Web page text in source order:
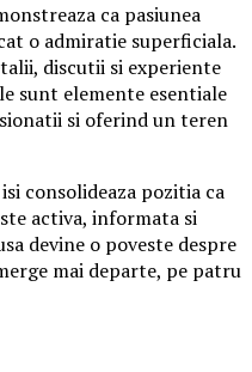
ca pasiunea
o admiratie superficiala.
discutii si experiente
sunt elemente esentiale
si oferind un teren
consolideaza pozitia ca
activa, informata si
devine o poveste despre
mai departe, pe patru